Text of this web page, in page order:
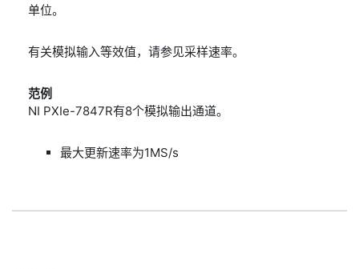
单位。
有关模拟输入等效值，请参见采样速率。
范例
NI PXIe-7847R有8个模拟输出通道。
最大更新速率为1MS/s